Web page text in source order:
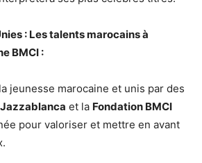
: Les talents marocains à
BMCI :
jeunesse marocaine et unis par des
Jazzablanca et la Fondation BMCI
pour valoriser et mettre en avant